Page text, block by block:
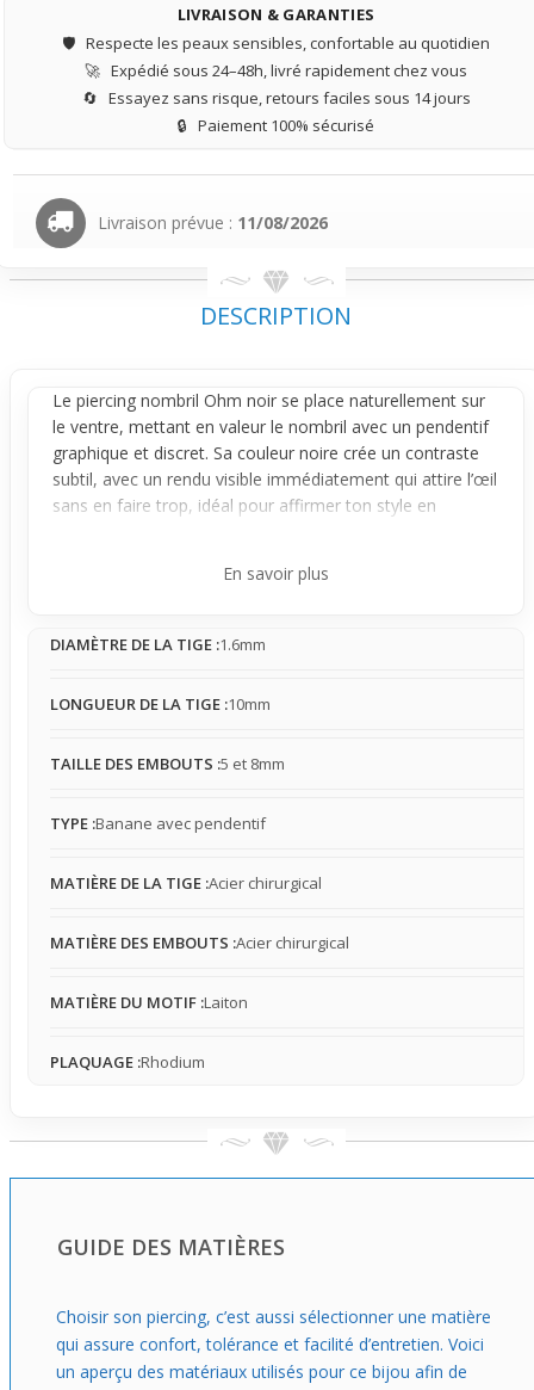
LIVRAISON & GARANTIES
🛡️ Respecte les peaux sensibles, confortable au quotidien
🚀 Expédié sous 24–48h, livré rapidement chez vous
🔄 Essayez sans risque, retours faciles sous 14 jours
🔒 Paiement 100% sécurisé
Livraison prévue : 11/08/2026
DESCRIPTION
Le piercing nombril Ohm noir se place naturellement sur
le ventre, mettant en valeur le nombril avec un pendentif
graphique et discret. Sa couleur noire crée un contraste
subtil, avec un rendu visible immédiatement qui attire l’œil
sans en faire trop, idéal pour affirmer ton style en
avec pendentif, ce bijou reste stable
de la taille, mais son format pensé pour un port discret
quotidien.
ou décontractée qui laisse le ventre visible, comme à la
silhouette avec une touche visuelle qui valorise la zone du
nombril tout en restant délicate, idéal pour celles et ceux
efficace.
En savoir plus
DIAMÈTRE DE LA TIGE :1.6mm
LONGUEUR DE LA TIGE :10mm
TAILLE DES EMBOUTS :5 et 8mm
TYPE :Banane avec pendentif
MATIÈRE DE LA TIGE :Acier chirurgical
MATIÈRE DES EMBOUTS :Acier chirurgical
MATIÈRE DU MOTIF :Laiton
PLAQUAGE :Rhodium
GUIDE DES MATIÈRES
Choisir son piercing, c’est aussi sélectionner une matière
qui assure confort, tolérance et facilité d’entretien. Voici
un aperçu des matériaux utilisés pour ce bijou afin de